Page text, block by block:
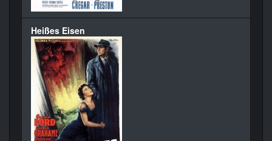
Heißes Eisen